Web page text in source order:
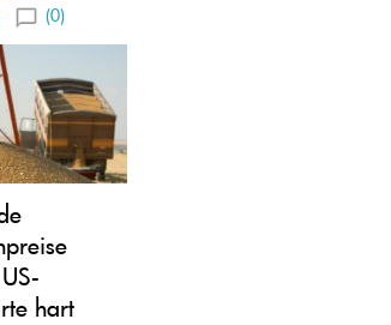
(0)
hart